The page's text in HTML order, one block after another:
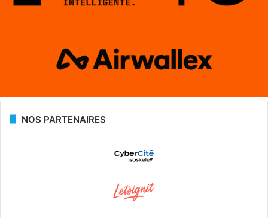
NOS PARTENAIRES